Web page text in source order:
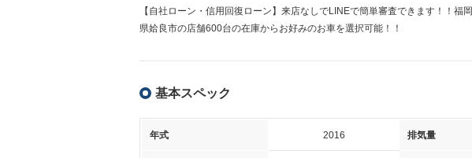
【自社ローン・信用回復ローン】来店なしでLINEで簡単審査できます！！福
県姶良市の店舗600台の在庫からお好みのお車を選択可能！！
基本スペック
年式 2016 排気量